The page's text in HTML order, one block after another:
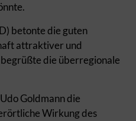
betonte die guten
attraktiver und
die überregionale
Goldmann die
Wirkung des